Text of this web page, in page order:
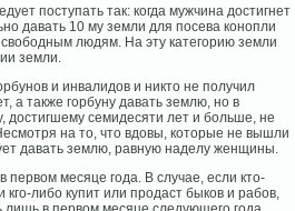
поступать так: когда мужчина достигнет
давать 10 му земли для посева конопли
людям. На эту категорию земли
земли.
и инвалидов и никто не получил
а также горбуну давать землю, но в
достигшему семидесяти лет и больше, не
на то, что вдовы, которые не вышли
давать землю, равную наделу женщины.
первом месяце года. В случае, если кто-
либо купит или продаст быков и рабов,